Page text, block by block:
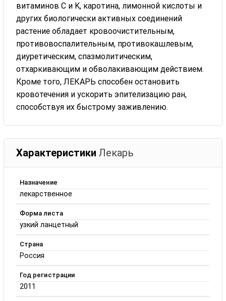
витаминов C и K, каротина, лимонной кислоты и
других биологически активных соединений
растение обладает кровоочистительным,
противовоспалительным, противокашлевым,
диуретическим, спазмолитическим,
отхаркивающим и обволакивающим действием.
Кроме того, ЛЕКАРЬ способен остановить
кровотечения и ускорить эпителизацию ран,
способствуя их быстрому заживлению.
Характеристики Лекарь
Назначение
лекарственное
Форма листа
узкий ланцетный
Страна
Россия
Год регистрации
2011